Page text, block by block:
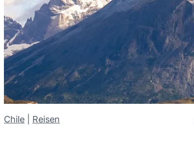
Chile Reisen